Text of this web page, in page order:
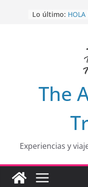
Lo último: HOLA
EL
The
Experiencias y